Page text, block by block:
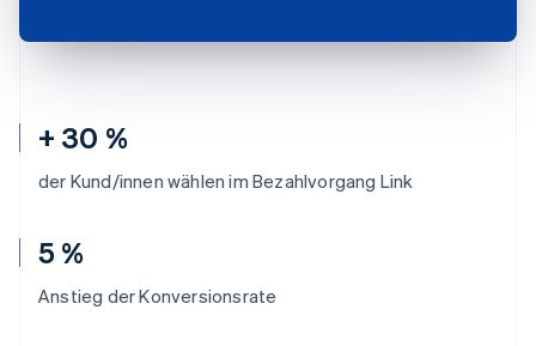
+ 30 %
der Kund/innen wählen im Bezahlvorgang Link
5 %
Anstieg der Konversionsrate